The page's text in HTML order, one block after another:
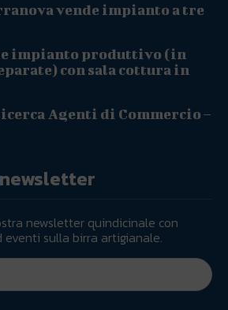
vende impianto a tre
impianto produttivo (in
con sala cottura in
Agenti di Commercio –
newsletter quindicinale con
sulla birra artigianale.